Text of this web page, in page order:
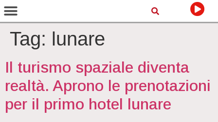
Tag: lunare
Il turismo spaziale diventa
realtà. Aprono le prenotazioni
per il primo hotel lunare